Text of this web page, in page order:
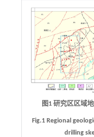
图1 研究区区域
Fig.1 Regional
drilling